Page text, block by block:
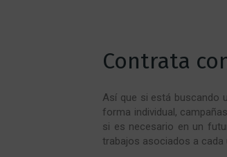
Contrata
Así que si está buscando
forma individual,
si es necesario en un
trabajos asociados a cada